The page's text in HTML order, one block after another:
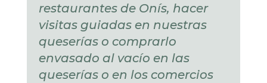
restaurantes de Onís, hacer
visitas guiadas en nuestras
queserías o comprarlo
envasado al vacío en las
queserías o en los comercios